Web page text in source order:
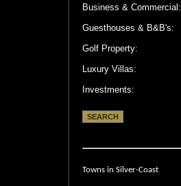
Business & Commercial:
Guesthouses & B&B's:
Golf Property:
Luxury Villas:
Investments:
Towns in Silver-Coast